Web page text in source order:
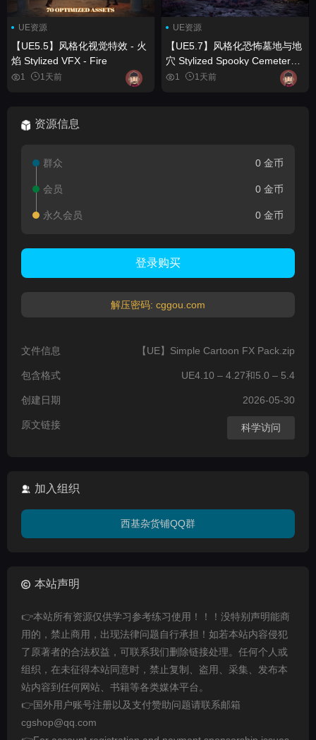
UE资源
【UE5.5】风格化视觉特效 - 火
焰 Stylized VFX - Fire
1 1天前
UE资源
【UE5.7】风格化恐怖墓地与地
穴 Stylized Spooky Cemetery &
Crypt
1 1天前
资源信息
群众 0 金币
会员 0 金币
永久会员 0 金币
登录购买
解压密码: cggou.com
文件信息 【UE】Simple Cartoon FX Pack.zip
包含格式 UE4.10 – 4.27和5.0 – 5.4
创建日期 2026-05-30
原文链接 科学访问
加入组织
西基杂货铺QQ群
本站声明
👉本站所有资源仅供学习参考练习使用！！！没特别声明能商
用的，禁止商用，出现法律问题自行承担！如若本站内容侵犯
了原著者的合法权益，可联系我们删除链接处理。任何个人或
组织，在未征得本站同意时，禁止复制、盗用、采集、发布本
站内容到任何网站、书籍等各类媒体平台。
👉国外用户账号注册以及支付赞助问题请联系邮箱
cgshop@qq.com